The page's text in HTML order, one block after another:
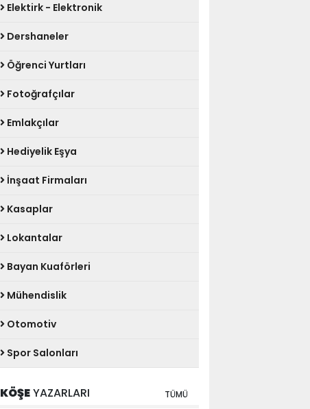
Elektirk - Elektronik
Dershaneler
Öğrenci Yurtları
Fotoğrafçılar
Emlakçılar
Hediyelik Eşya
İnşaat Firmaları
Kasaplar
Lokantalar
Bayan Kuaförleri
Mühendislik
Otomotiv
Spor Salonları
KÖŞEYAZARLARI TÜMÜ